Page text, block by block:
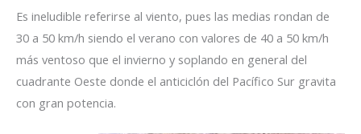
Es ineludible referirse al viento, pues las medias rondan de
30 a 50 km/h siendo el verano con valores de 40 a 50 km/h
más ventoso que el invierno y soplando en general del
cuadrante Oeste donde el anticiclón del Pacífico Sur gravita
con gran potencia.